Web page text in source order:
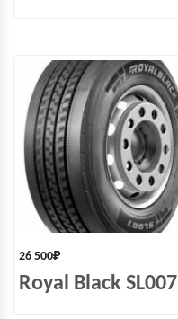
26 500₽
Royal Black SL007